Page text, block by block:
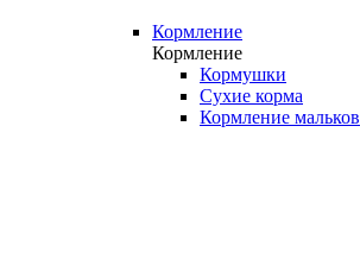
Кормление
Кормление
Кормушки
Сухие корма
Кормление мальков